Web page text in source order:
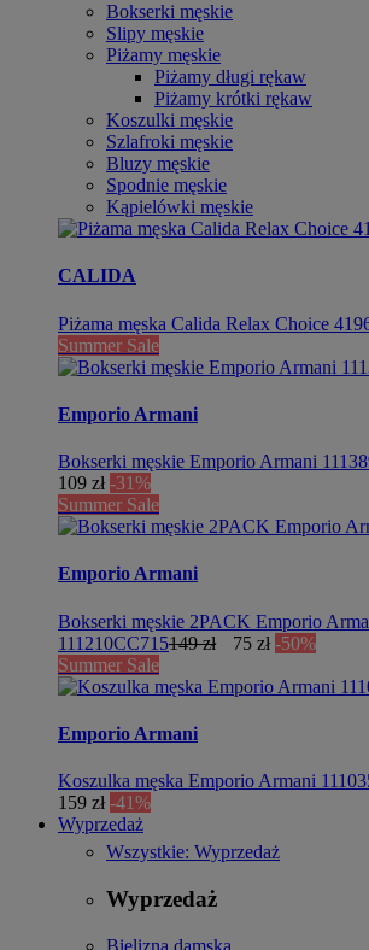
Bokserki męskie
Slipy męskie
Piżamy męskie
Piżamy długi rękaw
Piżamy krótki rękaw
Koszulki męskie
Szlafroki męskie
Bluzy męskie
Spodnie męskie
Kąpielówki męskie
CALIDA
Piżama męska Calida Relax Choice
Summer Sale
Emporio Armani
Bokserki męskie Emporio Armani
109 zł -31%
Summer Sale
Emporio Armani
Bokserki męskie 2PACK Emporio
111210CC715149 zł 75 zł -50%
Summer Sale
Emporio Armani
Koszulka męska Emporio Armani
159 zł -41%
Wyprzedaż
Wszystkie: Wyprzedaż
Wyprzedaż
Bielizna damska